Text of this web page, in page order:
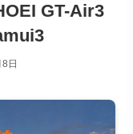
GT-Air3
日